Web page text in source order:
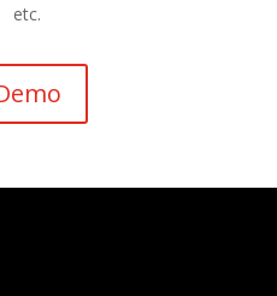
etc.